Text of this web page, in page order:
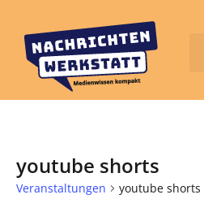
youtube shorts
Veranstaltungen youtube shorts